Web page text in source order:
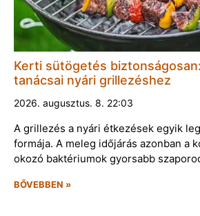
Kerti sütögetés
tanácsai nyári grillezéshez
2026. augusztus. 8. 22:03
A grillezés a nyári étkezések egyik
formája. A meleg időjárás azonban a
okozó baktériumok gyorsabb
BŐVEBBEN »